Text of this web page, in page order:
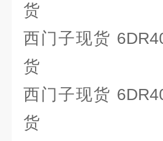
货
西门子现货
货
西门子现货
货